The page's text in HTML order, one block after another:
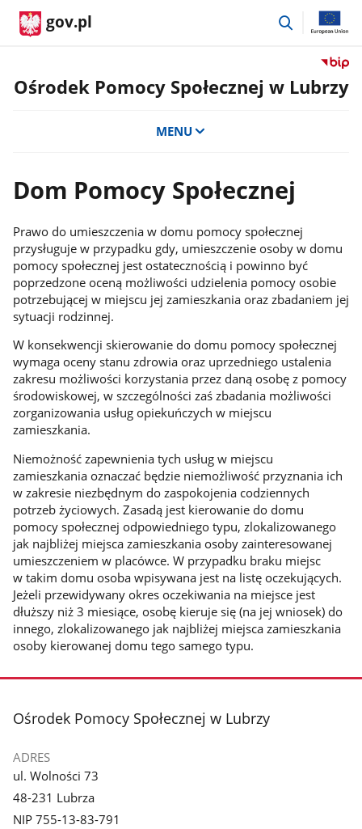
gov.pl
przejdź
Przejdź
do
Ośrodek Pomocy Społecznej w Lubrzy
MENU
Dom Pomocy Społecznej
Prawo do umieszczenia w domu pomocy społecznej
przysługuje w przypadku gdy, umieszczenie osoby w domu
pomocy społecznej jest ostatecznością i powinno być
poprzedzone oceną możliwości udzielenia pomocy osobie
potrzebującej w miejscu jej zamieszkania oraz zbadaniem jej
sytuacji rodzinnej.
W konsekwencji skierowanie do domu pomocy społecznej
wymaga oceny stanu zdrowia oraz uprzedniego ustalenia
zakresu możliwości korzystania przez daną osobę z pomocy
środowiskowej, w szczególności zaś zbadania możliwości
zorganizowania usług opiekuńczych w miejscu
zamieszkania.
Niemożność zapewnienia tych usług w miejscu
zamieszkania oznaczać będzie niemożliwość przyznania ich
w zakresie niezbędnym do zaspokojenia codziennych
potrzeb życiowych. Zasadą jest kierowanie do domu
pomocy społecznej odpowiedniego typu, zlokalizowanego
jak najbliżej miejsca zamieszkania osoby zainteresowanej
umieszczeniem w placówce. W przypadku braku miejsc
w takim domu osoba wpisywana jest na listę oczekujących.
Jeżeli przewidywany okres oczekiwania na miejsce jest
dłuższy niż 3 miesiące, osobę kieruje się (na jej wniosek) do
innego, zlokalizowanego jak najbliżej miejsca zamieszkania
osoby kierowanej domu tego samego typu.
stopka
Ośrodek Pomocy Społecznej w Lubrzy
ADRES
ul. Wolności 73
48-231 Lubrza
NIP 755-13-83-791